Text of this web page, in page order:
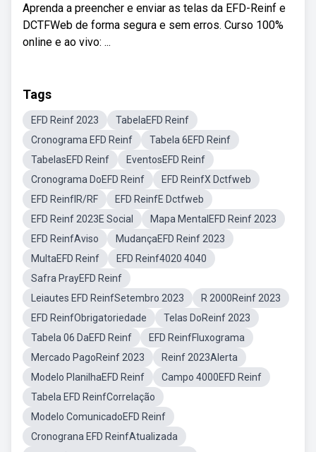
Aprenda a preencher e enviar as telas da EFD-Reinf e
DCTFWeb de forma segura e sem erros. Curso 100%
online e ao vivo: ...
Tags
EFD Reinf 2023
TabelaEFD Reinf
Cronograma EFD Reinf
Tabela 6EFD Reinf
TabelasEFD Reinf
EventosEFD Reinf
Cronograma DoEFD Reinf
EFD ReinfX Dctfweb
EFD ReinfIR/RF
EFD ReinfE Dctfweb
EFD Reinf 2023E Social
Mapa MentalEFD Reinf 2023
EFD ReinfAviso
MudançaEFD Reinf 2023
MultaEFD Reinf
EFD Reinf4020 4040
Safra PrayEFD Reinf
Leiautes EFD ReinfSetembro 2023
R 2000Reinf 2023
EFD ReinfObrigatoriedade
Telas DoReinf 2023
Tabela 06 DaEFD Reinf
EFD ReinfFluxograma
Mercado PagoReinf 2023
Reinf 2023Alerta
Modelo PlanilhaEFD Reinf
Campo 4000EFD Reinf
Tabela EFD ReinfCorrelação
Modelo ComunicadoEFD Reinf
Cronograna EFD ReinfAtualizada